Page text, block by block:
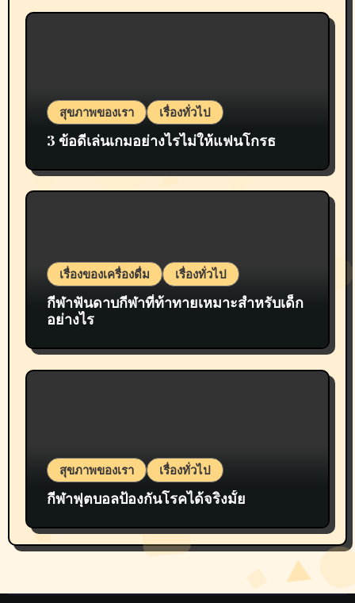
สุขภาพของเรา เรื่องทั่วไป
3 ข้อดีเล่นเกมอย่างไรไม่ให้แฟนโกรธ
เรื่องของเครื่องดื่ม เรื่องทั่วไป
กีฬาฟันดาบกีฬาที่ท้าทายเหมาะสำหรับเด็ก
อย่างไร
สุขภาพของเรา เรื่องทั่วไป
กีฬาฟุตบอลป้องกันโรคได้จริงมั้ย